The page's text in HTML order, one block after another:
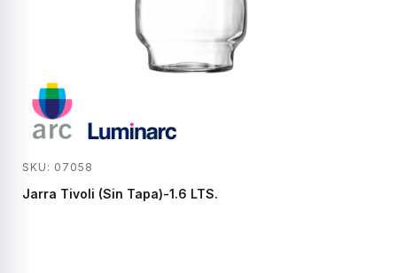
SKU: 07058
Jarra Tivoli (Sin Tapa)-1.6 LTS.